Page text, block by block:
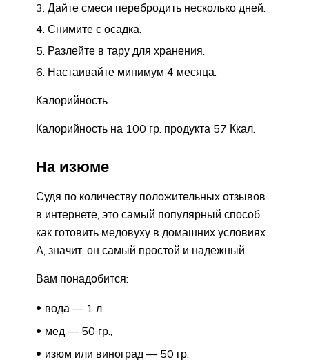
Дайте смеси перебродить несколько дней.
Снимите с осадка.
Разлейте в тару для хранения.
Настаивайте минимум 4 месяца.
Калорийность:
Калорийность на 100 гр. продукта 57 Ккал.
На изюме
Судя по количеству положительных отзывов
в интернете, это самый популярный способ,
как готовить медовуху в домашних условиях.
А, значит, он самый простой и надежный.
Вам понадобится:
вода — 1 л;
мед — 50 гр.;
изюм или виноград — 50 гр.